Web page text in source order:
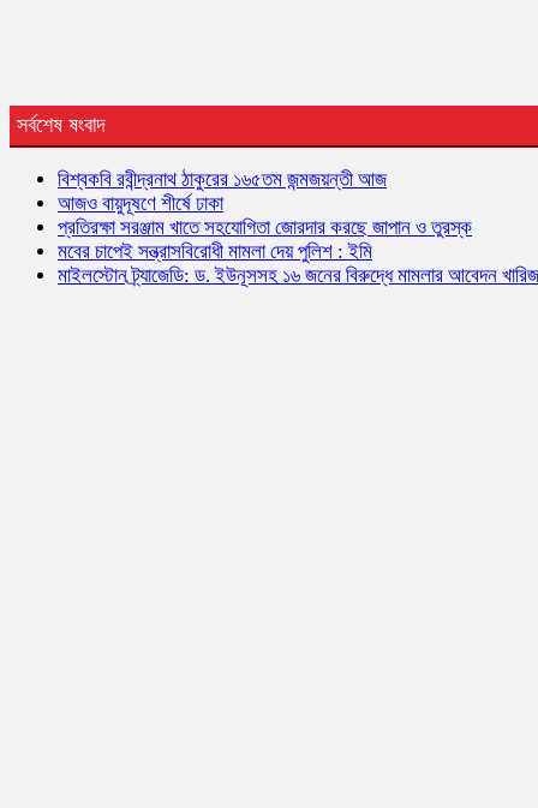
সর্বশেষ ষংবাদ
বিশ্বকবি রবীন্দ্রনাথ ঠাকুরের ১৬৫তম জন্মজয়ন্তী আজ
আজও বায়ুদূষণে শীর্ষে ঢাকা
প্রতিরক্ষা সরঞ্জাম খাতে সহযোগিতা জোরদার করছে জাপান ও তুরস্ক
মবের চাপেই সন্ত্রাসবিরোধী মামলা দেয় পুলিশ : ইমি
মাইলস্টোন ট্র্যাজেডি: ড. ইউনূসসহ ১৬ জনের বিরুদ্ধে মামলার আবেদন খারিজ